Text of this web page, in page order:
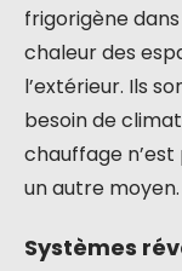
frigorigène
chaleur des
l’extérieur. Ils
besoin de
chauffage
un autre moyen.
Systèmes